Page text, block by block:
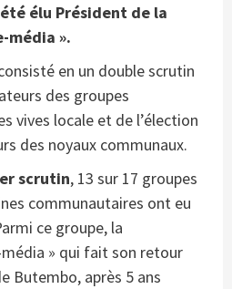
élu Président de la
média ».
en un double scrutin
des groupes
vives locale et de l’élection
des noyaux communaux.
scrutin, 13 sur 17 groupes
communautaires ont eu
ce groupe, la
» qui fait son retour
Butembo, après 5 ans